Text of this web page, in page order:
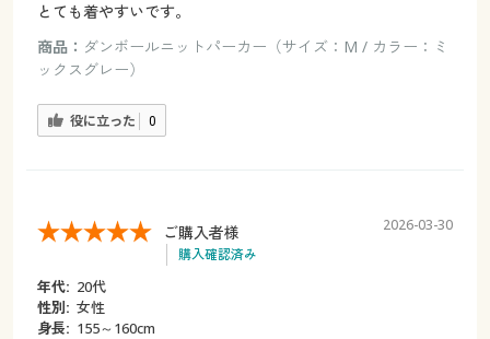
とても着やすいです。
商品： ダンボールニットパーカー（サイズ：M / カラー：ミ
ックスグレー）
役に立った 0
ご購入者様
購入確認済み
2026-03-30
年代: 20代
性別: 女性
身長: 155～160cm